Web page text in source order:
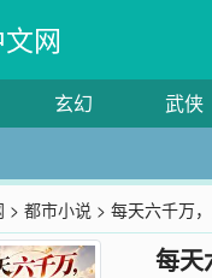
网
玄幻 武侠
>都市小说 > 每天六千万
每天